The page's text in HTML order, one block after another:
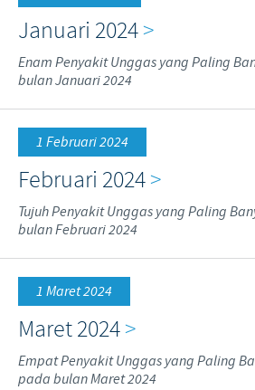
Januari 2024>
Enam Penyakit Unggas yang Paling
bulan Januari 2024
1 Februari 2024
Februari 2024>
Tujuh Penyakit Unggas yang Paling
bulan Februari 2024
1 Maret 2024
Maret 2024>
Empat Penyakit Unggas yang Paling
pada bulan Maret 2024